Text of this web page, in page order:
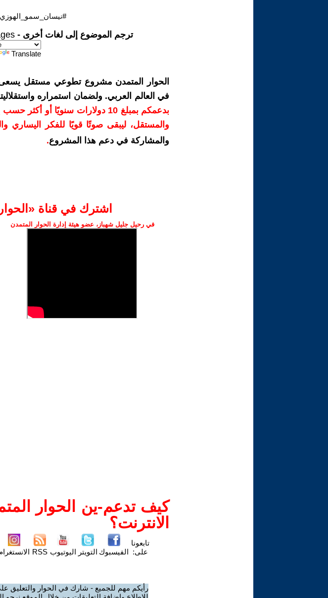
ترجم الموضوع إلى لغات أخرى -
Translate
الحوار المتمدن مشروع تطوعي مستقل يسعى
في العالم العربي. ولضمان استمراره
بدعمكم بمبلغ 10 دولارات سنويًا
والمستقل، ليبقى صوتًا قويًا للفكر اليساري
والمشاركة في دعم هذا المشروع.
اشترك في قناة
في رحيل جليل شهباز، عضو هيئة إدارة الحوار المتمدن
كيف تدعم-ين الحوار
الانترنت؟
تابعونا
على: الفيسبوك التويتر اليوتيوب RSS
رأيكم مهم للجميع - شارك في الحوار والتعليق